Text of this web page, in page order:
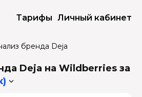
Тарифы Личный кабинет
бренда Deja
Deja на Wildberries за